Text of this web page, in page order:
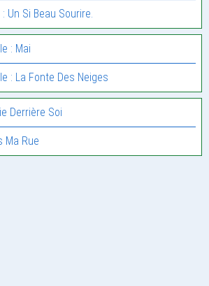
Un Si Beau Sourire.
: Mai
: La Fonte Des Neiges
Derrière Soi
Ma Rue